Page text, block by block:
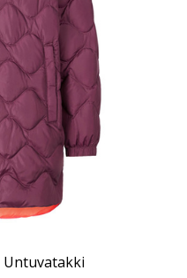
Untuvatakki